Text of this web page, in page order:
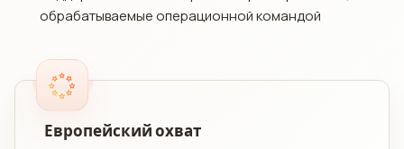
обрабатываемые операционной командой
Европейский охват